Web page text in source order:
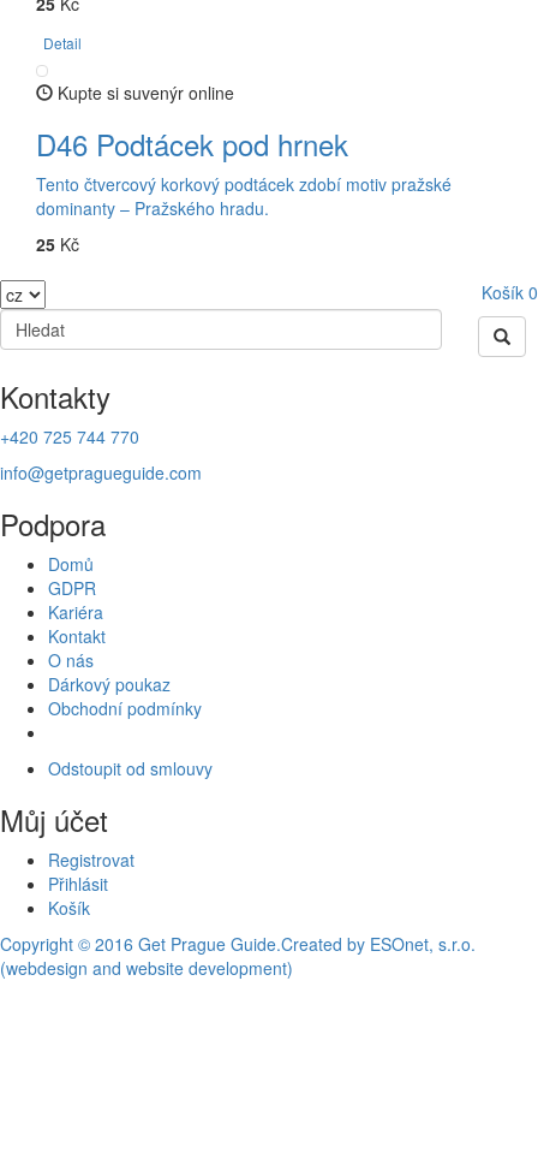
Detail
Kupte si suvenýr online
D46 Podtácek pod hrnek
Tento čtvercový korkový podtácek zdobí motiv pražské
dominanty – Pražského hradu.
25 Kč
Košík 0
Kontakty
+420 725 744 770
info@getpragueguide.com
Podpora
Domů
GDPR
Kariéra
Kontakt
O nás
Dárkový poukaz
Obchodní podmínky
Odstoupit od smlouvy
Můj účet
Registrovat
Přihlásit
Košík
Copyright © 2016 Get Prague Guide.Created by ESOnet, s.r.o.
(webdesign and website development)